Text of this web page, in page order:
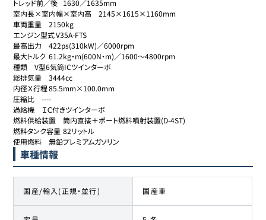
トレッド前／後	1630／1635mm
室内長×室内幅×室内高	2145×1615×1160mm
車両重量	2150kg
エンジン型式	V35A-FTS
最高出力	422ps(310kW)／6000rpm
最大トルク	61.2kg・m(600N・m)／1600～4800rpm
種類	V型6気筒ICツインターボ
総排気量	3444cc
内径Ｘ行程	85.5mm×100.0mm
圧縮比	----
過給機	ＩＣ付きツインターボ
燃料供給装置	筒内直接＋ポート燃料噴射装置(D-4ST)
燃料タンク容量	82リットル
使用燃料	無鉛プレミアムガソリン
車種情報
国産/輸入(正規・並行) 国産車